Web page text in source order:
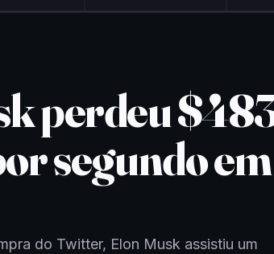
perdeu
segundo em
do Twitter, Elon Musk assistiu um